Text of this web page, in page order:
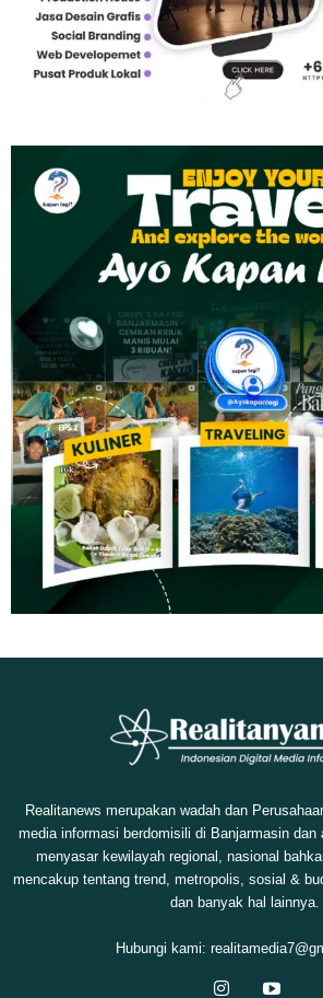
Realitanews merupakan wadah dan
media informasi berdomisili di Banjarmasin dan
menyasar kewilayah regional, nasional
mencakup tentang trend, metropolis, sosial &
dan banyak hal lainnya.
Hubungi kami: